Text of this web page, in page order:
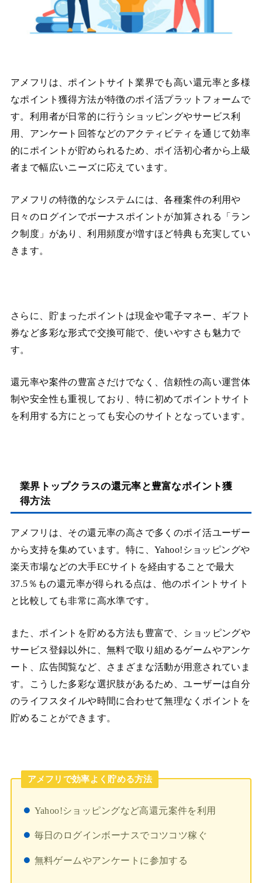
アメフリは、ポイントサイト業界でも高い還元率と多様
なポイント獲得方法が特徴のポイ活プラットフォームで
す。利用者が日常的に行うショッピングやサービス利
用、アンケート回答などのアクティビティを通じて効率
的にポイントが貯められるため、ポイ活初心者から上級
者まで幅広いニーズに応えています。
アメフリの特徴的なシステムには、各種案件の利用や
日々のログインでボーナスポイントが加算される「ラン
ク制度」があり、利用頻度が増すほど特典も充実してい
きます。
さらに、貯まったポイントは現金や電子マネー、ギフト
券など多彩な形式で交換可能で、使いやすさも魅力で
す。
還元率や案件の豊富さだけでなく、信頼性の高い運営体
制や安全性も重視しており、特に初めてポイントサイト
を利用する方にとっても安心のサイトとなっています。
業界トップクラスの還元率と豊富なポイント獲
得方法
アメフリは、その還元率の高さで多くのポイ活ユーザー
から支持を集めています。特に、Yahoo!ショッピングや
楽天市場などの大手ECサイトを経由することで最大
37.5％もの還元率が得られる点は、他のポイントサイト
と比較しても非常に高水準です。
また、ポイントを貯める方法も豊富で、ショッピングや
サービス登録以外に、無料で取り組めるゲームやアンケ
ート、広告閲覧など、さまざまな活動が用意されていま
す。こうした多彩な選択肢があるため、ユーザーは自分
のライフスタイルや時間に合わせて無理なくポイントを
貯めることができます。
アメフリで効率よく貯める方法
Yahoo!ショッピングなど高還元案件を利用
毎日のログインボーナスでコツコツ稼ぐ
無料ゲームやアンケートに参加する